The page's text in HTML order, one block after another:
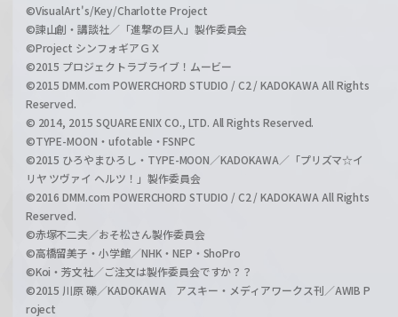
©VisualArt's/Key/Charlotte Project
©諫山創・講談社／「進撃の巨人」製作委員会
©Project シンフォギアＧＸ
©2015 プロジェクトラブライブ！ムービー
©2015 DMM.com POWERCHORD STUDIO / C2 / KADOKAWA All Rights
Reserved.
© 2014, 2015 SQUARE ENIX CO., LTD. All Rights Reserved.
©TYPE-MOON・ufotable・FSNPC
©2015 ひろやまひろし・TYPE-MOON／KADOKAWA／「プリズマ☆イ
リヤ ツヴァイ ヘルツ！」製作委員会
©2016 DMM.com POWERCHORD STUDIO / C2 / KADOKAWA All Rights
Reserved.
©赤塚不二夫／おそ松さん製作委員会
©高橋留美子・小学館／NHK・NEP・ShoPro
©Koi・芳文社／ご注文は製作委員会ですか？？
©2015 川原 礫／KADOKAWA アスキー・メディアワークス刊／AWIB P
roject